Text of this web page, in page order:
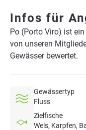
Infos für
Po (Porto Viro) ist
von unseren
Gewässer bewertet.
Gewässertyp
Fluss
Zielfische
Wels, Karpfen,